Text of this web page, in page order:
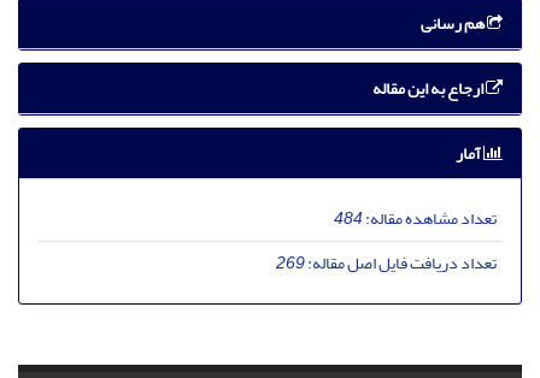
هم رسانی
ارجاع به این مقاله
آمار
تعداد مشاهده مقاله:484
تعداد دریافت فایل اصل مقاله:269